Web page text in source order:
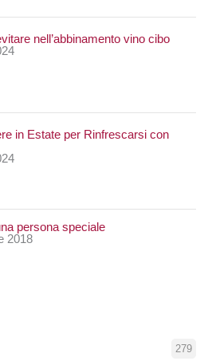
nell’abbinamento vino cibo
in Estate per Rinfrescarsi con
persona speciale
2018
279